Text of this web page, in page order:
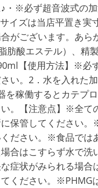
・※必ず超音波式の
ズは当店平置き実
がございます。あ
肪酸エステル）、精
【使用方法】※必
い。2．水を入れた
を稼働するとカテプ
。【注意点】※全
保管してください
ださい。※食品で
合はこすらず水で
症状がみられる場
ください。